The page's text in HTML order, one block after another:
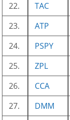
22.
TAC
23.
ATP
24.
PSPY
25.
ZPL
26.
CCA
27.
DMM